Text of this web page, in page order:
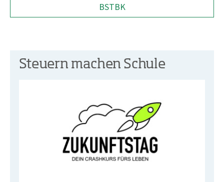
BSTBK
Steuern machen Schule